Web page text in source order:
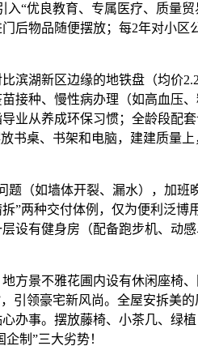
“优良教育、专属医疗、质量
物品随便摆放；每2年对小区
湖新区边缘的地铁盘（均价
接种、慢性病办理（如高血压
业从养成环保习惯；全龄段配
书桌、书架和电脑，建建质量
如墙体开裂、漏水），加班
”两种交付体例，仅为便利泛博
设有健身房（配备跑步机、动
景不雅花圃内设有休闲座椅、
引领豪宅新风尚。全屋安拆美
办事。摆放藤椅、小茶几、绿
制”三大劣势！